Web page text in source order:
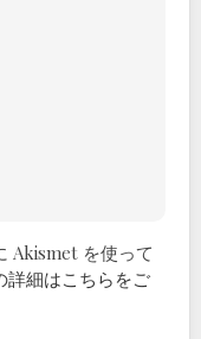
Akismet を使って
詳細はこちらをご